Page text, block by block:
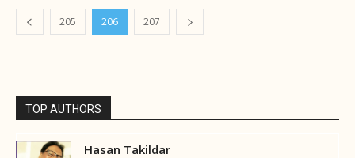
205 206 207
TOP AUTHORS
Hasan Takildar